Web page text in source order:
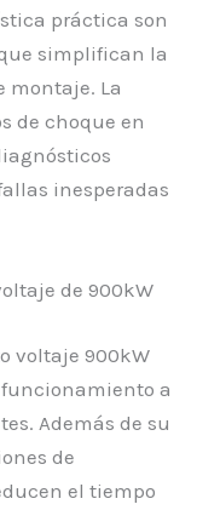
práctica son
simplifican la
montaje. La
de choque en
inesperadas
de 900kW
voltaje 900kW
funcionamiento a
Además de su
de
el tiempo